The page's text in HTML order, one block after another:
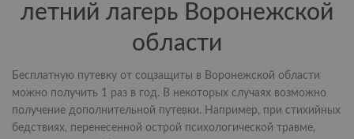
летний лагерь Воронежской
области
Бесплатную путевку от соцзащиты в Воронежской области
можно получить 1 раз в год. В некоторых случаях возможно
получение дополнительной путевки. Например, при стихийных
бедствиях, перенесенной острой психологической травме,